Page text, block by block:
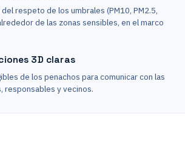
respeto de los umbrales (PM10, PM2.5,
de las zonas sensibles, en el marco
3D claras
de los penachos para comunicar con las
responsables y vecinos.